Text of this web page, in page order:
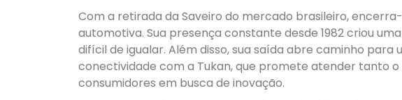
Com a retirada da Saveiro do mercado brasileiro,
automotiva. Sua presença constante desde 1982 criou
difícil de igualar. Além disso, sua saída abre caminho
conectividade com a Tukan, que promete atender tanto
consumidores em busca de inovação.